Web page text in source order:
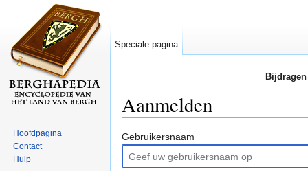
Aanmelden
Gebruikersnaam
Speciale pagina
Hoofdpagina
Contact
Hulp